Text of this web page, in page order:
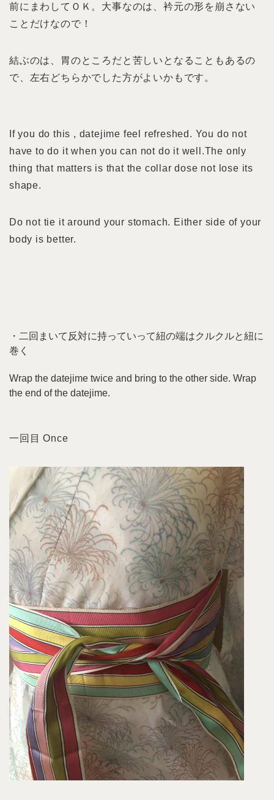
前にまわしてＯＫ。大事なのは、衿元の形を崩さない
ことだけなので！
結ぶのは、胃のところだと苦しいとなることもあるの
で、左右どちらかでした方がよいかもです。
If you do this , datejime feel refreshed. You do not
have to do it when you can not do it well.The only
thing that matters is that the collar dose not lose its
shape.
Do not tie it around your stomach. Either side of your
body is better.
・二回まいて反対に持っていって紐の端はクルクルと紐に
巻く
Wrap the datejime twice and bring to the other side. Wrap
the end of the datejime.
一回目 Once